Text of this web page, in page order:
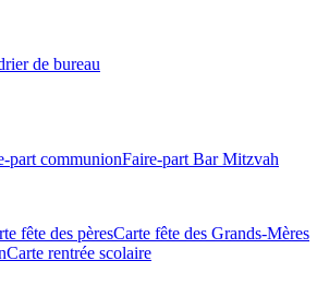
de bureau
part communionFaire-part Bar Mitzvah
fête des pèresCarte fête des Grands-Mères
Carte rentrée scolaire